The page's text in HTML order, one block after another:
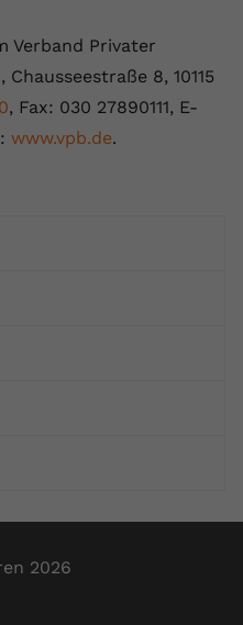
Verband Privater
8, 10115
, Fax: 030 27890111, E-
www.vpb.de.
2026